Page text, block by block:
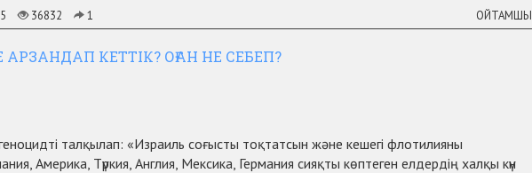
36832 1 ОЙТАМШЫ
АРЗАНДАП КЕТТІК? ОҒАН НЕ СЕБЕП?
геноцидті талқылап: «Израиль соғысты тоқтатсын және кешегі флотилияны
Америка, Түркия, Англия, Мексика, Германия сияқты көптеген елдердің халқы күн